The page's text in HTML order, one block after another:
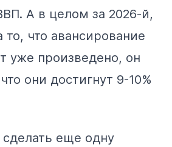
А в целом за 2026-й,
то, что авансирование
уже произведено, он
они достигнут 9-10%
еще одну